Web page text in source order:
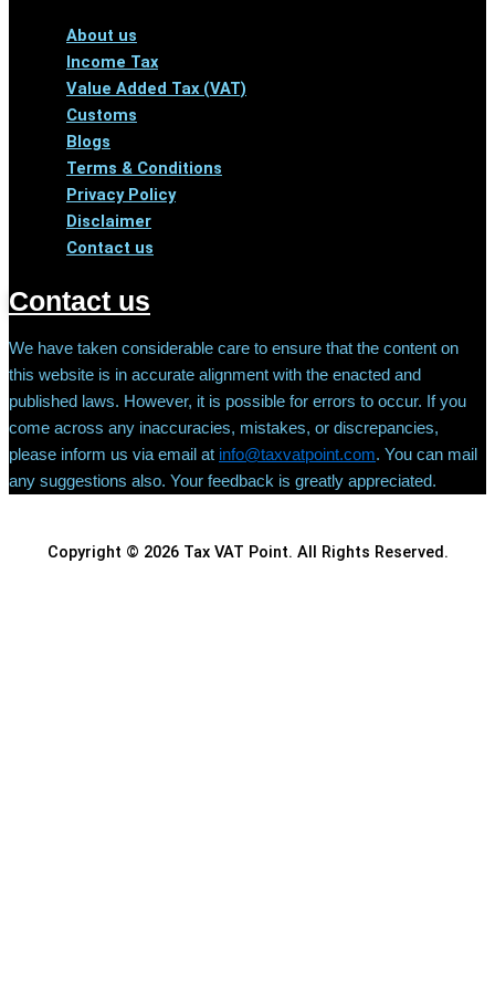
About us
Income Tax
Value Added Tax (VAT)
Customs
Blogs
Terms & Conditions
Privacy Policy
Disclaimer
Contact us
Contact us
We have taken considerable care to ensure that the content on
this website is in accurate alignment with the enacted and
published laws. However, it is possible for errors to occur. If you
come across any inaccuracies, mistakes, or discrepancies,
please inform us via email at info@taxvatpoint.com. You can mail
any suggestions also. Your feedback is greatly appreciated.
Copyright © 2026 Tax VAT Point. All Rights Reserved.